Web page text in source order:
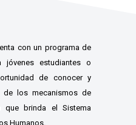
con un programa de
estudiantes o
de conocer y
de los mecanismos de
que brinda el Sistema
Humanos.